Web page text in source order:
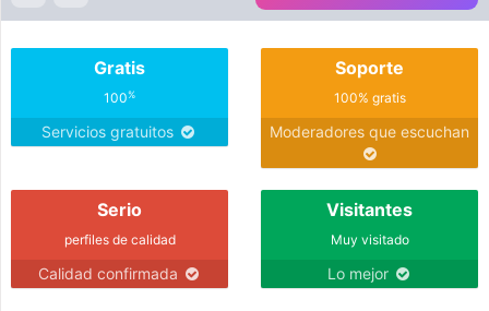
Gratis
100%
Servicios gratuitos
Soporte
100% gratis
Moderadores que escuchan
Serio
perfiles de calidad
Calidad confirmada
Visitantes
Muy visitado
Lo mejor